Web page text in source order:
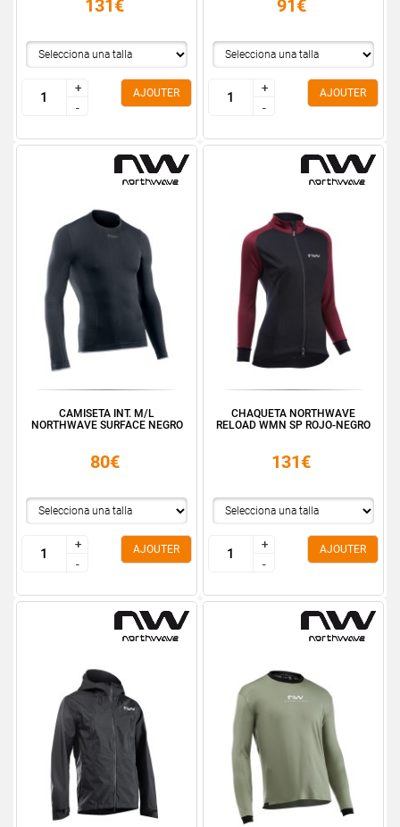
131€
+
-
+
-
AJOUTER
91€
+
-
+
-
AJOUTER
CAMISETA INT. M/L
NORTHWAVE SURFACE NEGRO
80€
+
-
+
-
AJOUTER
CHAQUETA NORTHWAVE
RELOAD WMN SP ROJO-NEGRO
131€
+
-
+
-
AJOUTER